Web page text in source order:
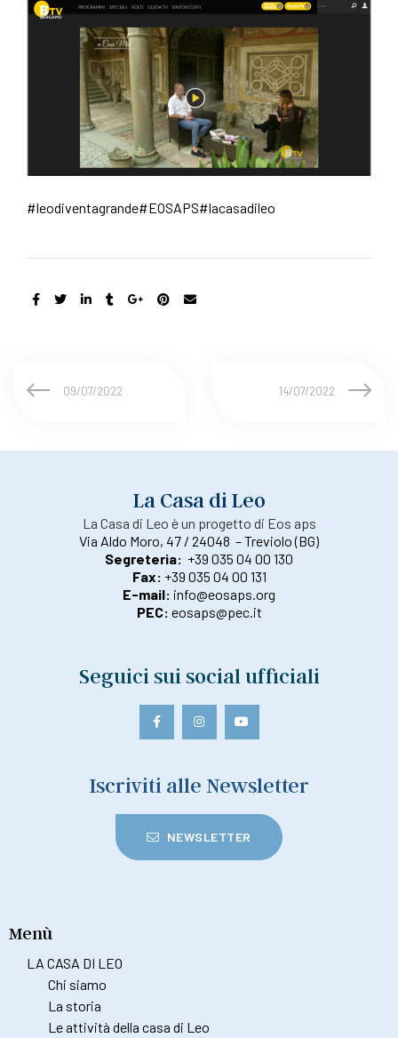
#leodiventagrande#EOSAPS#lacasadileo
09/07/2022 14/07/2022
La Casa di Leo
La Casa di Leo è un progetto di Eos aps
Via Aldo Moro, 47 / 24048 – Treviolo (BG)
Segreteria: +39 035 04 00 130
Fax: +39 035 04 00 131
E-mail: info@eosaps.org
PEC: eosaps@pec.it
Seguici sui social ufficiali
Iscriviti alle Newsletter
NEWSLETTER
Menù
LA CASA DI LEO
Chi siamo
La storia
Le attività della casa di Leo